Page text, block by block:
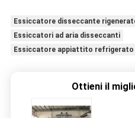
Essiccatore disseccante
Essiccatori ad aria disseccanti
Essiccatore appiattito refrigerato
Ottieni il